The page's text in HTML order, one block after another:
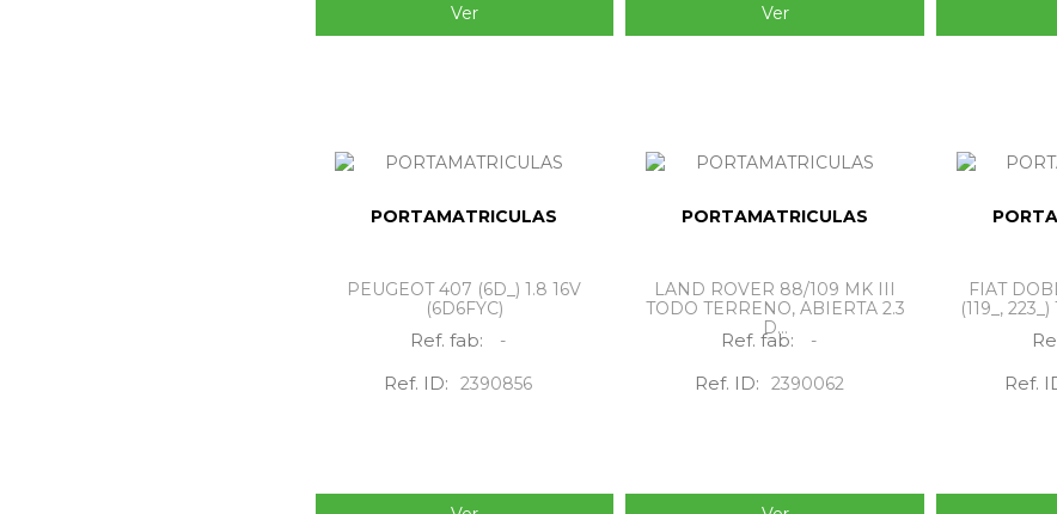
Ver Ver
PORTAMATRICULAS
PEUGEOT 407 (6D_) 1.8 16V
(6D6FYC)
Ref. fab: -
Ref. ID: 2390856
PORTAMATRICULAS
LAND ROVER 88/109 MK III
TODO TERRENO, ABIERTA 2.3
D...
Ref. fab: -
Ref. ID: 2390062
FIAT
(119_,
Ref.